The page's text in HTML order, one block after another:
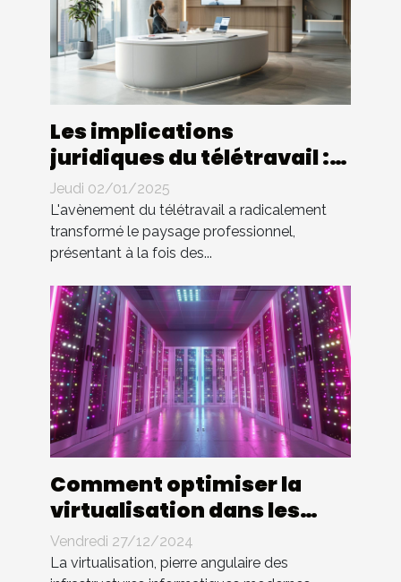
Les implications
juridiques du télétravail :
droits et devoirs des
employés
Jeudi 02/01/2025
L'avènement du télétravail a radicalement
transformé le paysage professionnel,
présentant à la fois des...
Comment optimiser la
virtualisation dans les
entreprises modernes
Vendredi 27/12/2024
La virtualisation, pierre angulaire des